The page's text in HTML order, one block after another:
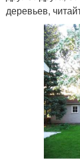
деревьев,